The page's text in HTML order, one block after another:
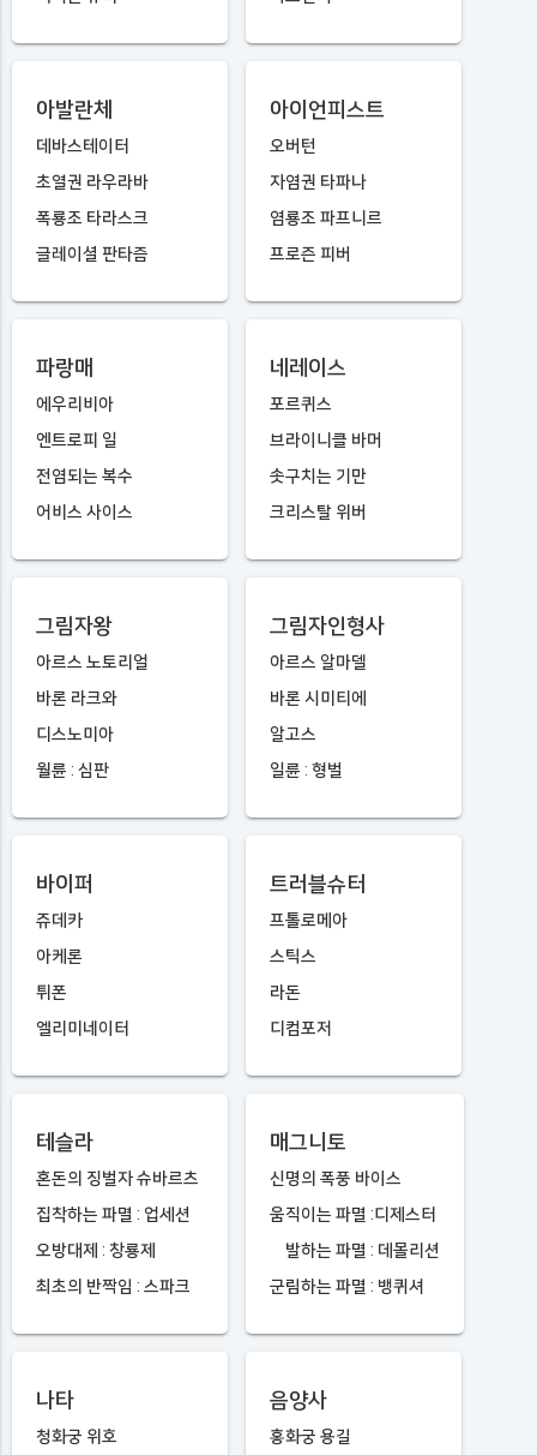
아발란체
데바스테이터
초열권 라우라바
폭룡조 타라스크
글레이셜 판타즘
아이언피스트
오버턴
자염권 타파나
염룡조 파프니르
프로즌 피버
파랑매
에우리비아
엔트로피 일
전염되는 복수
어비스 사이스
네레이스
포르퀴스
브라이니클 바머
솟구치는 기만
크리스탈 위버
그림자왕
아르스 노토리얼
바론 라크와
디스노미아
월륜 : 심판
그림자인형사
아르스 알마델
바론 시미티에
알고스
일륜 : 형벌
바이퍼
쥬데카
아케론
튀폰
엘리미네이터
트러블슈터
프톨로메아
스틱스
라돈
디컴포저
테슬라
혼돈의 징벌자 슈바르츠
집착하는 파멸 : 업세션
오방대제 : 창룡제
최초의 반짝임 : 스파크
매그니토
신명의 폭풍 바이스
움직이는 파멸 :디제스터
폵발하는 파멸 : 데몰리션
군림하는 파멸 : 뱅퀴셔
나타
청화궁 위호
음양사
홍화궁 용길